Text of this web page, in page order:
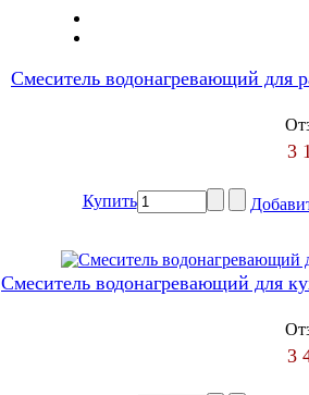
Смеситель водонагревающий
3
Купить
Смеситель водонагревающий для
3